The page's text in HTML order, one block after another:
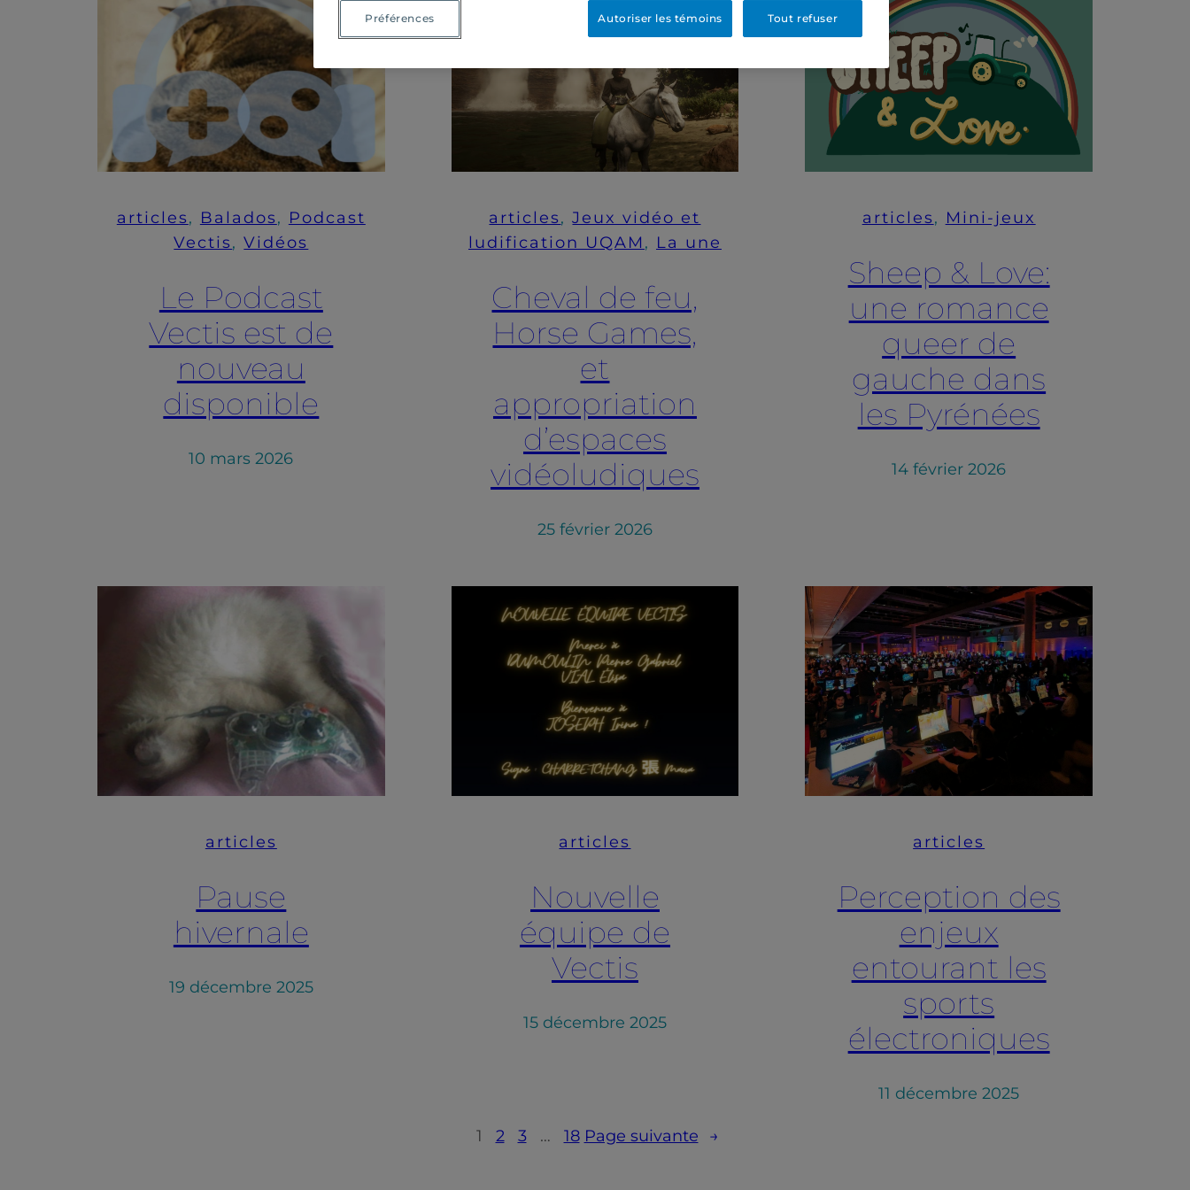
articles, Balados, Podcast
Vectis, Vidéos
Le Podcast
Vectis est de
nouveau
disponible
10 mars 2026
articles, Jeux vidéo et
ludification UQAM , La une
Cheval de feu,
Horse Games,
et
appropriation
d’espaces
vidéoludiques
25 février 2026
articles, Mini-jeux
Sheep & Love:
une romance
queer de
gauche dans
les Pyrénées
14 février 2026
articles
Pause
hivernale
19 décembre 2025
articles
Nouvelle
équipe de
Vectis
15 décembre 2025
articles
Perception des
enjeux
entourant les
sports
électroniques
11 décembre 2025
1 2 3 … 18 Page suivante →
Tout refuser
Autoriser les témoins
Préférences